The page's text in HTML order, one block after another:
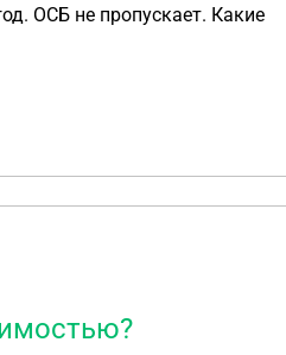
ОСБ не пропускает. Какие